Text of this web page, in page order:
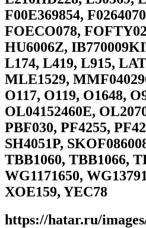
F00E369854,
FOECO078,
HU6006Z,
L174, L419, L915,
MLE1529,
O117, O119, O1648,
OL04152460E,
PBF030, PF4255,
SH4051P,
TBB1060, TBB1066,
WG1171650,
XOE159, YEC78
https://hatar.ru/